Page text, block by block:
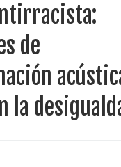
de
la